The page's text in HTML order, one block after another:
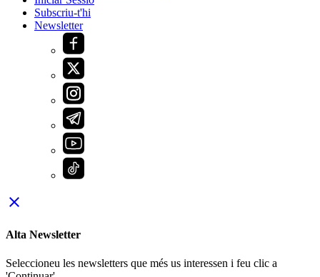
Subscriu-t'hi
Newsletter
close
Alta Newsletter
Seleccioneu les newsletters que més us interessen i feu clic a